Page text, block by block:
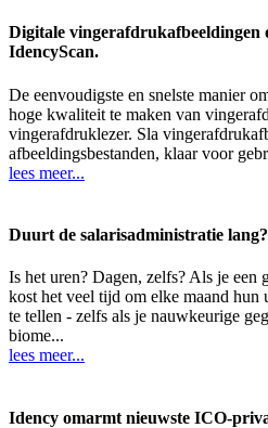
Digitale vingerafdrukafbeeldingen
IdencyScan.
De eenvoudigste en snelste manier
hoge kwaliteit te maken van
vingerafdruklezer. Sla
afbeeldingsbestanden, klaar voor
lees meer...
Duurt de salarisadministratie
Is het uren? Dagen, zelfs? Als je een
kost het veel tijd om elke maand hun
te tellen - zelfs als je nauwkeurige
biome...
lees meer...
Idency omarmt nieuwste ICO-